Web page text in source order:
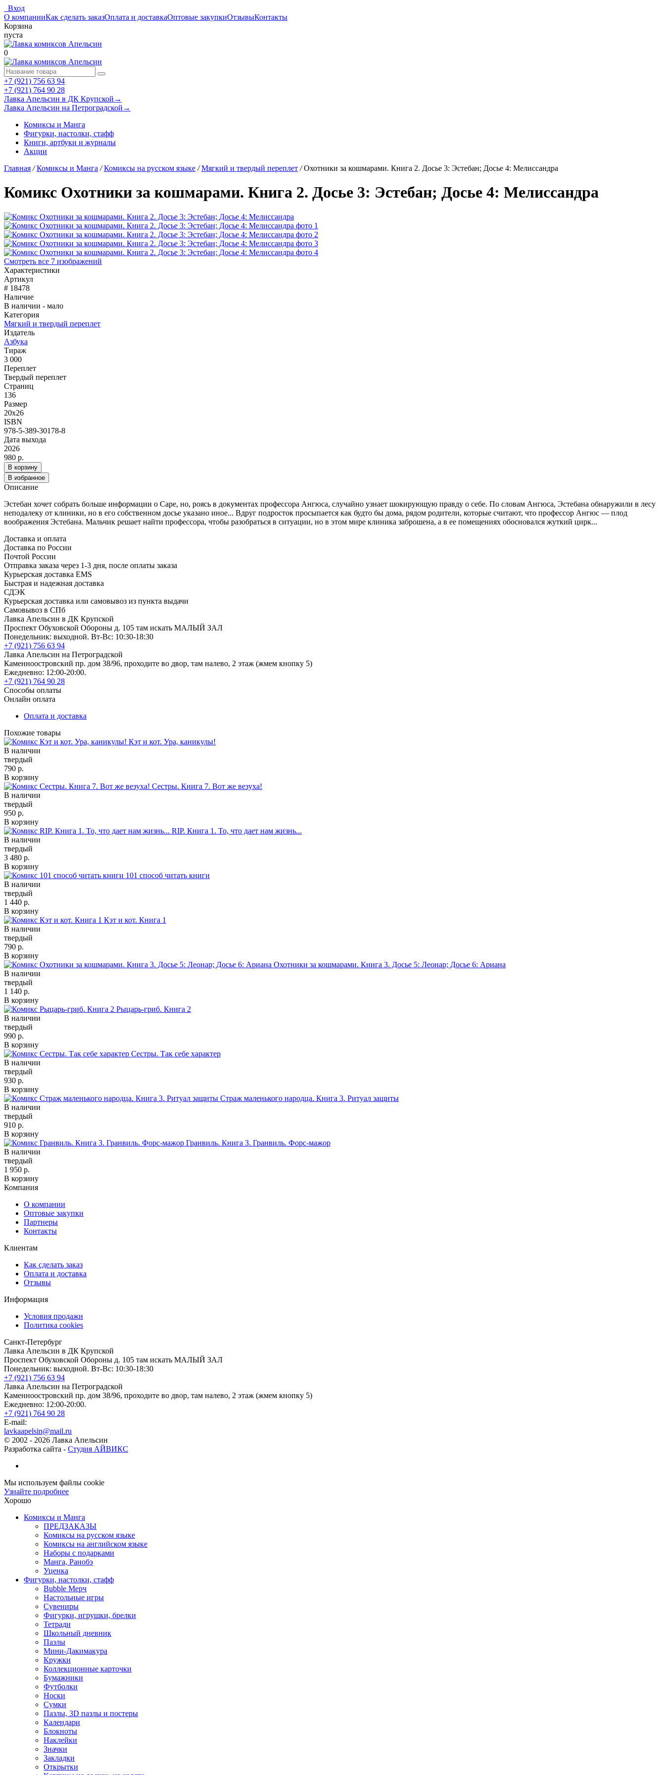
Вход
О компанииКак сделать заказОплата и доставкаОптовые закупкиОтзывыКонтакты
Корзина
пуста
0
+7 (921) 756 63 94
+7 (921) 764 90 28
Лавка Апельсин в ДК Крупской →
Лавка Апельсин на Петроградской →
Комиксы и Манга
Фигурки, настолки, стафф
Книги, артбуки и журналы
Акции
Главная / Комиксы и Манга / Комиксы на русском языке / Мягкий и твердый переплет / Охотники за кошмарами. Книга 2. Досье 3: Эстебан; Досье 4: Мелиссандра
Комикс Охотники за кошмарами. Книга 2. Досье 3: Эстебан; Досье 4: Мелиссандра
Смотреть все 7 изображений
Характеристики
Артикул
# 18478
Наличие
В наличии - мало
Категория
Мягкий и твердый переплет
Издатель
Азбука
Тираж
3 000
Переплет
Твердый переплет
Страниц
136
Размер
20x26
ISBN
978-5-389-30178-8
Дата выхода
2026
980 р.
В корзину
В избранное
Описание
Эстебан хочет собрать больше информации о Саре, но, роясь в документах профессора Ангюса, случайно узнает шокирующую правду о себе. По словам Ангюса, Эстебана обнаружили в лесу
неподалеку от клиники, но в его собственном досье указано иное... Вдруг подросток просыпается как будто бы дома, рядом родители, которые считают, что профессор Ангюс — плод
воображения Эстебана. Мальчик решает найти профессора, чтобы разобраться в ситуации, но в этом мире клиника заброшена, а в ее помещениях обосновался жуткий цирк...
Доставка и оплата
Доставка по России
Почтой России
Отправка заказа через 1-3 дня, после оплаты заказа
Курьерская доставка EMS
Быстрая и надежная доставка
СДЭК
Курьерская доставка или самовывоз из пункта выдачи
Самовывоз в СПб
Лавка Апельсин в ДК Крупской
Проспект Обуховской Обороны д. 105 там искать МАЛЫЙ ЗАЛ
Понедельник: выходной. Вт-Вс: 10:30-18:30
+7 (921) 756 63 94
Лавка Апельсин на Петроградской
Каменноостровский пр. дом 38/96, проходите во двор, там налево, 2 этаж (жмем кнопку 5)
Ежедневно: 12:00-20:00.
+7 (921) 764 90 28
Способы оплаты
Онлайн оплата
Оплата и доставка
Похожие товары
Кэт и кот. Ура, каникулы!
В наличии
твердый
790 р.
В корзину
Сестры. Книга 7. Вот же везуха!
В наличии
твердый
950 р.
В корзину
RIP. Книга 1. То, что дает нам жизнь...
В наличии
твердый
3 480 р.
В корзину
101 способ читать книги
В наличии
твердый
1 440 р.
В корзину
Кэт и кот. Книга 1
В наличии
твердый
790 р.
В корзину
Охотники за кошмарами. Книга 3. Досье 5: Леонар; Досье 6: Ариана
В наличии
твердый
1 140 р.
В корзину
Рыцарь-гриб. Книга 2
В наличии
твердый
990 р.
В корзину
Сестры. Так себе характер
В наличии
твердый
930 р.
В корзину
Страж маленького народца. Книга 3. Ритуал защиты
В наличии
твердый
910 р.
В корзину
Гранвиль. Книга 3. Гранвиль. Форс-мажор
В наличии
твердый
1 950 р.
В корзину
Компания
О компании
Оптовые закупки
Партнеры
Контакты
Клиентам
Как сделать заказ
Оплата и доставка
Отзывы
Информация
Условия продажи
Политика cookies
Санкт-Петербург
Лавка Апельсин в ДК Крупской
Проспект Обуховской Обороны д. 105 там искать МАЛЫЙ ЗАЛ
Понедельник: выходной. Вт-Вс: 10:30-18:30
+7 (921) 756 63 94
Лавка Апельсин на Петроградской
Каменноостровский пр. дом 38/96, проходите во двор, там налево, 2 этаж (жмем кнопку 5)
Ежедневно: 12:00-20:00.
+7 (921) 764 90 28
E-mail:
lavkaapelsin@mail.ru
© 2002 - 2026 Лавка Апельсин
Разработка сайта - Студия АЙВИКС
Мы используем файлы cookie
Узнайте подробнее
Хорошо
Комиксы и Манга
ПРЕДЗАКАЗЫ
Комиксы на русском языке
Комиксы на английском языке
Наборы с подарками
Манга, Ранобэ
Уценка
Фигурки, настолки, стафф
Bubble Мерч
Настольные игры
Сувениры
Фигурки, игрушки, брелки
Тетради
Школьный дневник
Пазлы
Мини-Дакимакура
Кружки
Коллекционные карточки
Бумажники
Футболки
Носки
Сумки
Пазлы, 3D пазлы и постеры
Календари
Блокноты
Наклейки
Значки
Закладки
Открытки